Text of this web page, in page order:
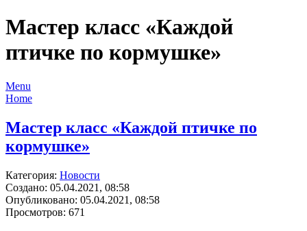
Мастер класс «Каждой
птичке по кормушке»
Menu
Home
Мастер класс «Каждой птичке по
кормушке»
Категория: Новости
Создано: 05.04.2021, 08:58
Опубликовано: 05.04.2021, 08:58
Просмотров: 671